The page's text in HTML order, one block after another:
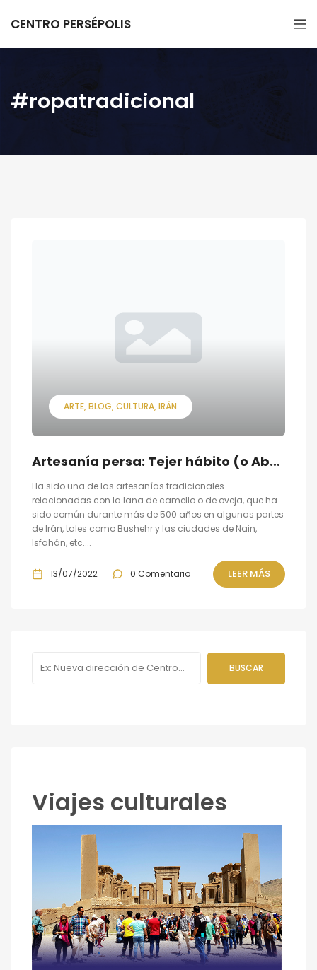
CENTRO PERSÉPOLIS
#ropatradicional
ARTE BLOG CULTURA IRÁN
Artesanía persa: Tejer hábito (o Aba bafi.)
Ha sido una de las artesanías tradicionales
relacionadas con la lana de camello o de oveja, que ha
sido común durante más de 500 años en algunas partes
de Irán, tales como Bushehr y las ciudades de Nain,
Isfahán, etc....
13/07/2022 0 Comentario LEER MÁS
Viajes culturales